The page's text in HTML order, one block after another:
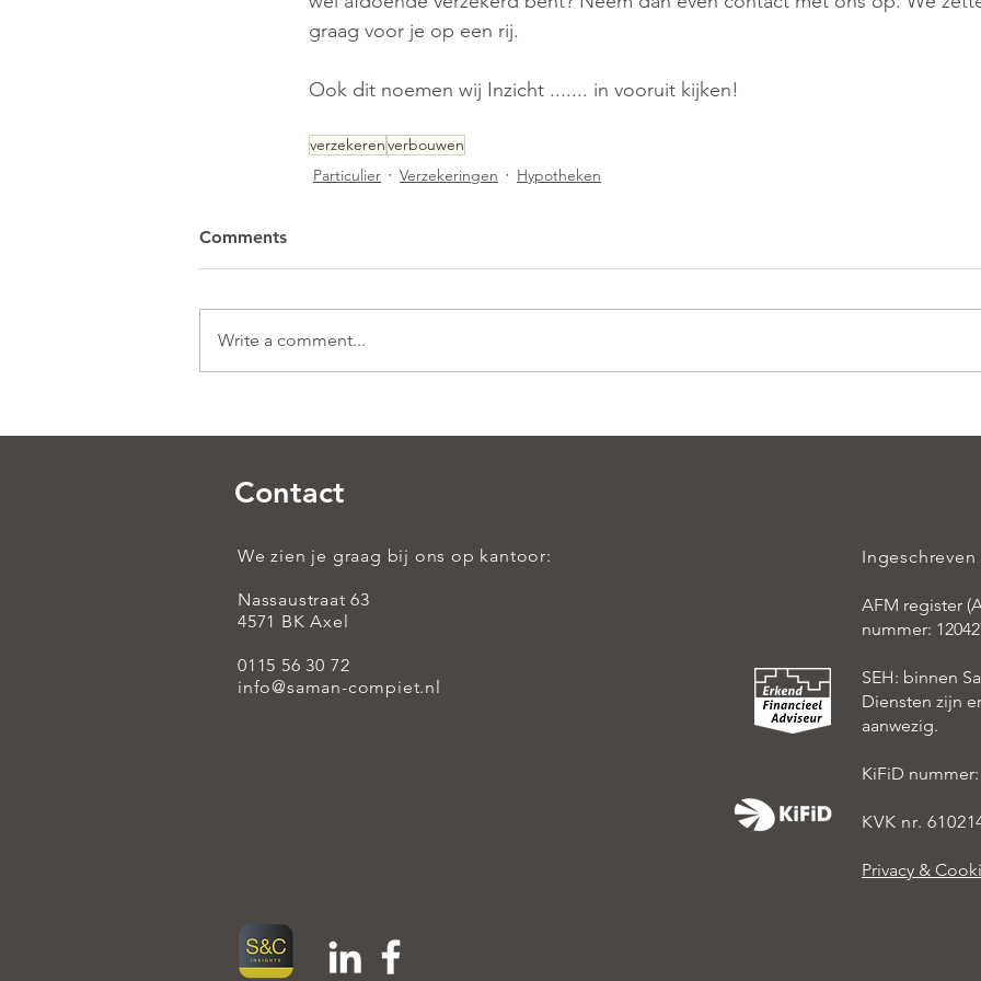
graag voor je op een rij.
Ook dit noemen wij Inzicht ....... in vooruit kijken!
verzekerenverbouwen
Particulier
Verzekeringen Hypotheken
Comments
Write a comment...
Contact
We zien je graag bij ons op kantoor:
Nassaustraat 63
4571 BK Axel
0115 56 30 72
info@saman-compiet.nl
AFM register
nummer:
SEH: binnen
Diensten zijn
aanwezig.
KiFiD nummer:
KVK nr.
Privacy &